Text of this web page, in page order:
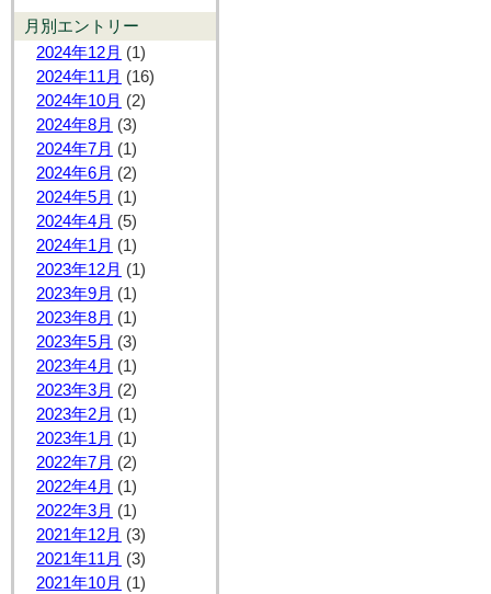
月別エントリー
2024年12月 (1)
2024年11月 (16)
2024年10月 (2)
2024年8月 (3)
2024年7月 (1)
2024年6月 (2)
2024年5月 (1)
2024年4月 (5)
2024年1月 (1)
2023年12月 (1)
2023年9月 (1)
2023年8月 (1)
2023年5月 (3)
2023年4月 (1)
2023年3月 (2)
2023年2月 (1)
2023年1月 (1)
2022年7月 (2)
2022年4月 (1)
2022年3月 (1)
2021年12月 (3)
2021年11月 (3)
2021年10月 (1)